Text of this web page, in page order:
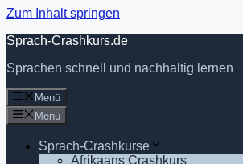
Zum Inhalt springen
Sprach-Crashkurs.de
Sprachen schnell und nachhaltig lernen
Menü
Menü
Sprach-Crashkurse
Afrikaans Crashkurs